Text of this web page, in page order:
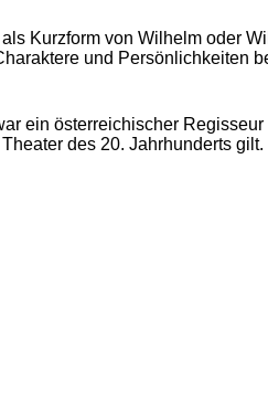
Kurzform von Wilhelm oder
und Persönlichkeiten
ein österreichischer Regisseur
des 20. Jahrhunderts gilt.